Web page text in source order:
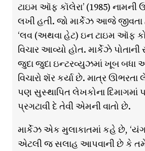
ટાઇમ ઑફ કૉલેરા’ (1985) નામની
લખી હતી. જો માર્કેઝ આજે જીવતા
‘લવ (અથવા હેટ) ઇન ટાઇમ ઑફ
વિચાર આવ્યો હોત. માર્કેઝે
જુદા જુદા ઇન્ટરવ્યુઝમાં ખૂબ
વિચારો શૅર કર્યા છે. માત્ર
પણ સુસ્થાપિત લેખકોના દિમાગમાં
પ્રગટાવી દે તેવી એમની વાતો છે.
માર્કેઝ એક મુલાકાતમાં કહે છે, ‘યંગ
એટલી જ સલાહ આપવાની છે કે